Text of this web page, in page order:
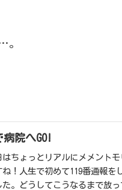
。
院へGO!
はちょっとリアルにメメント
ね！人生で初めて119番通報を
。どうしてこうなるまで放